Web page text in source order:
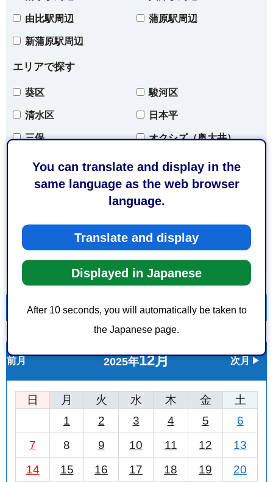
You can translate and display in the
same language as the web browser
language.
Translate and display
Displayed in Japanese
After 10 seconds, you will automatically be taken to
the Japanese page.
由比駅周辺 蒲原駅周辺
新蒲原駅周辺
エリアで探す
葵区 駿河区
清水区 日本平
三保 オクシズ（奥大井）
オクシズ（安倍奥） オクシズ（奥藁科）
オクシズ（奥清水） 開催地域について
条件をクリア
一覧を表示 カレンダーを表示
前月 2025年12月 次月
日 月 火 水 木 金
土
1
2 3 4 5
6
7
8 9 10 11 12
13
14
15 16 17 18 19
20